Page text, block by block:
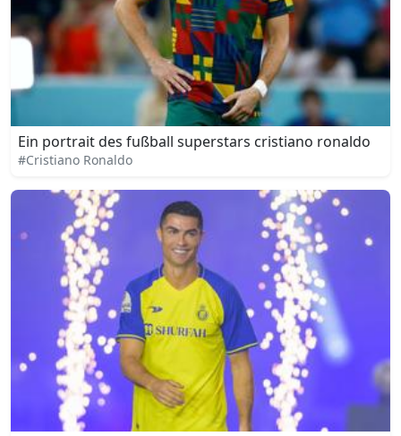
Ein portrait des fußball superstars cristiano ronaldo
#Cristiano Ronaldo